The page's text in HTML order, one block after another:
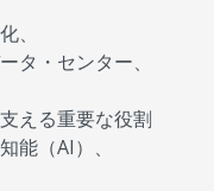
、
タ・センター、
える重要な役割
能（AI）、